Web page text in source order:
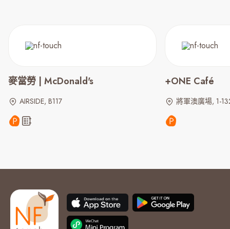
麥當勞 | McDonald's
AIRSIDE, B117
+ONE Café
將軍澳廣場, 1-